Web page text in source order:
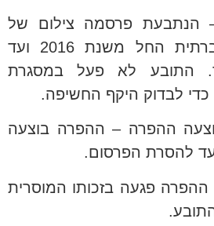
הנתבעת פרסמה צילום של
התובע ברשת החברתית החל משנת 2016 ועד
התובע לא פעל במסגרת
לבדוק היקף החשיפה.
ההפרה – ההפרה בוצעה
להסרת הפרסום.
פגעה בזכותו המוסרית